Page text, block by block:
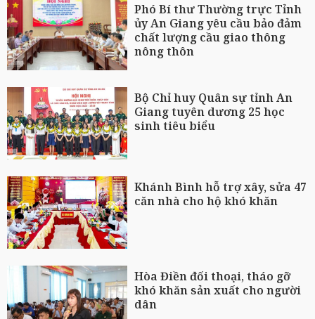
Phó Bí thư Thường trực Tỉnh
ủy An Giang yêu cầu bảo đảm
chất lượng cầu giao thông
nông thôn
Bộ Chỉ huy Quân sự tỉnh An
Giang tuyên dương 25 học
sinh tiêu biểu
Khánh Bình hỗ trợ xây, sửa 47
căn nhà cho hộ khó khăn
Hòa Điền đối thoại, tháo gỡ
khó khăn sản xuất cho người
dân